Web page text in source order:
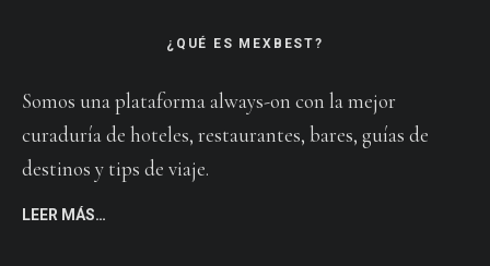
¿QUÉ ES MEXBEST?
Somos una plataforma always-on con la mejor
curaduría de hoteles, restaurantes, bares, guías de
destinos y tips de viaje.
LEER MÁS…